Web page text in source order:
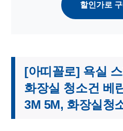
할인가로 구
[아띠꼴로] 욕실
화장실 청소건 베
3M 5M, 화장실청